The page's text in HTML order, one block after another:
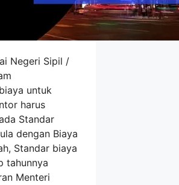
Negeri Sipil /
untuk
harus
Standar
dengan Biaya
Standar biaya
tahunnya
Menteri